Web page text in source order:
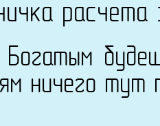
Богатым
ничего тут